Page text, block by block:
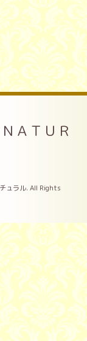
ＡＴＵＲ
ュラル. All Rights